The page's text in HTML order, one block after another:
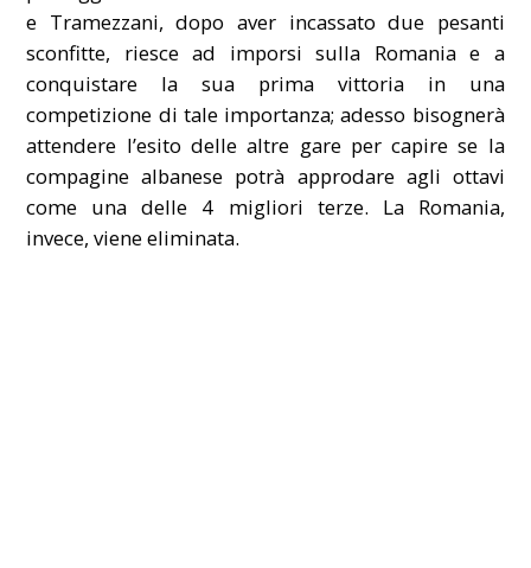
e Tramezzani, dopo aver incassato due pesanti
sconfitte, riesce ad imporsi sulla Romania e a
conquistare la sua prima vittoria in una
competizione di tale importanza; adesso bisognerà
attendere l’esito delle altre gare per capire se la
compagine albanese potrà approdare agli ottavi
come una delle 4 migliori terze. La Romania,
invece, viene eliminata.